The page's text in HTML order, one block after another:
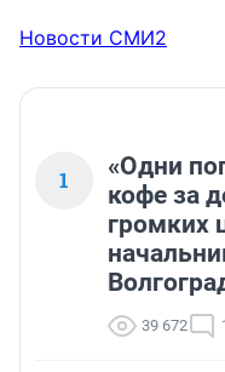
Новости СМИ2
1
«Одни
кофе за
громких
39 672